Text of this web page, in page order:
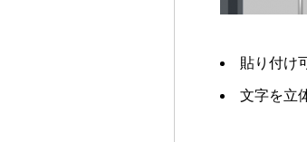
貼り付け
文字を立